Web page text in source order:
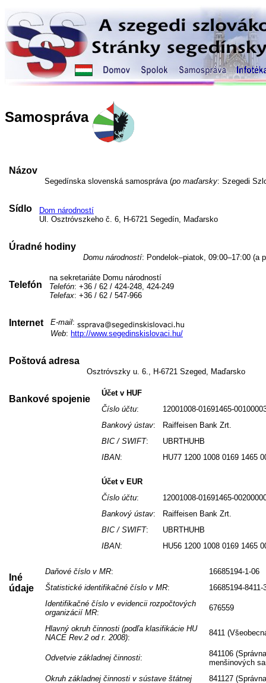
Samospráva
Názov
Segedínska slovenská samospráva (po maďarsky: Szegedi
Sídlo
Dom národností
Ul. Osztróvszkeho č. 6, H-6721 Segedín, Maďarsko
Úradné hodiny
Domu národností: Pondelok–piatok, 09:00–17:00 (a
Telefón
na sekretariáte Domu národností
Telefón: +36 / 62 / 424-248, 424-249
Telefax: +36 / 62 / 547-966
Internet E-mail:
Web: http://www.segedinskislovaci.hu/
Poštová adresa
Osztróvszky u. 6., H-6721 Szeged, Maďarsko
Bankové spojenie
Účet v HUF
Číslo účtu:
12001008-01691465-
Bankový ústav:
Raiffeisen Bank Zrt.
BIC / SWIFT:
UBRTHUHB
IBAN: HU77 1200 1008 0169 1465
Účet v EUR
Číslo účtu:
12001008-01691465-
Bankový ústav:
Raiffeisen Bank Zrt.
BIC / SWIFT:
UBRTHUHB
IBAN: HU56 1200 1008 0169 1465
Iné
údaje
Daňové číslo v MR:
16685194-1-06
Štatistické identifikačné číslo v MR:
16685194-8411-
Identifikačné číslo v evidencii rozpočtových
organizácií MR:
676559
Hlavný okruh činnosti (podľa klasifikácie HU
NACE Rev.2 od r. 2008):
8411
Odvetvie základnej činnosti:
841106
menšinových
Okruh základnej činnosti v sústave štátnej
841127